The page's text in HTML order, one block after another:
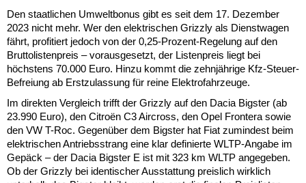
Den staatlichen Umweltbonus gibt es seit dem 17. Dezember
2023 nicht mehr. Wer den elektrischen Grizzly als Dienstwagen
fährt, profitiert jedoch von der 0,25-Prozent-Regelung auf den
Bruttolistenpreis – vorausgesetzt, der Listenpreis liegt bei
höchstens 70.000 Euro. Hinzu kommt die zehnjährige Kfz-Steuer-
Befreiung ab Erstzulassung für reine Elektrofahrzeuge.
Im direkten Vergleich trifft der Grizzly auf den Dacia Bigster (ab
23.990 Euro), den Citroën C3 Aircross, den Opel Frontera sowie
den VW T-Roc. Gegenüber dem Bigster hat Fiat zumindest beim
elektrischen Antriebsstrang eine klar definierte WLTP-Angabe im
Gepäck – der Dacia Bigster E ist mit 323 km WLTP angegeben.
Ob der Grizzly bei identischer Ausstattung preislich wirklich